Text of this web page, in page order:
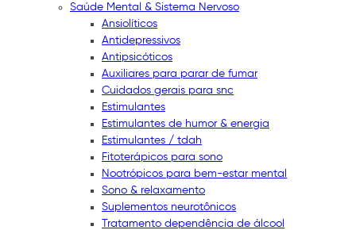
Saúde Mental & Sistema Nervoso
Ansiolíticos
Antidepressivos
Antipsicóticos
Auxiliares para parar de fumar
Cuidados gerais para snc
Estimulantes
Estimulantes de humor & energia
Estimulantes / tdah
Fitoterápicos para sono
Nootrópicos para bem-estar mental
Sono & relaxamento
Suplementos neurotônicos
Tratamento dependência de álcool